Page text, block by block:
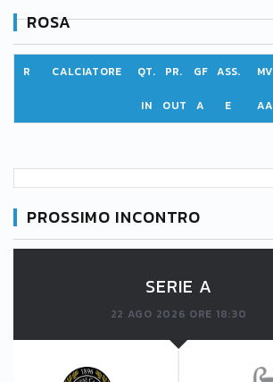
ROSA
R CALCIATORE QT. PR. GF ASS. MV
IN OUT A E AA
PROSSIMO INCONTRO
SERIE A
22 AGO 2026 ORE 18:30